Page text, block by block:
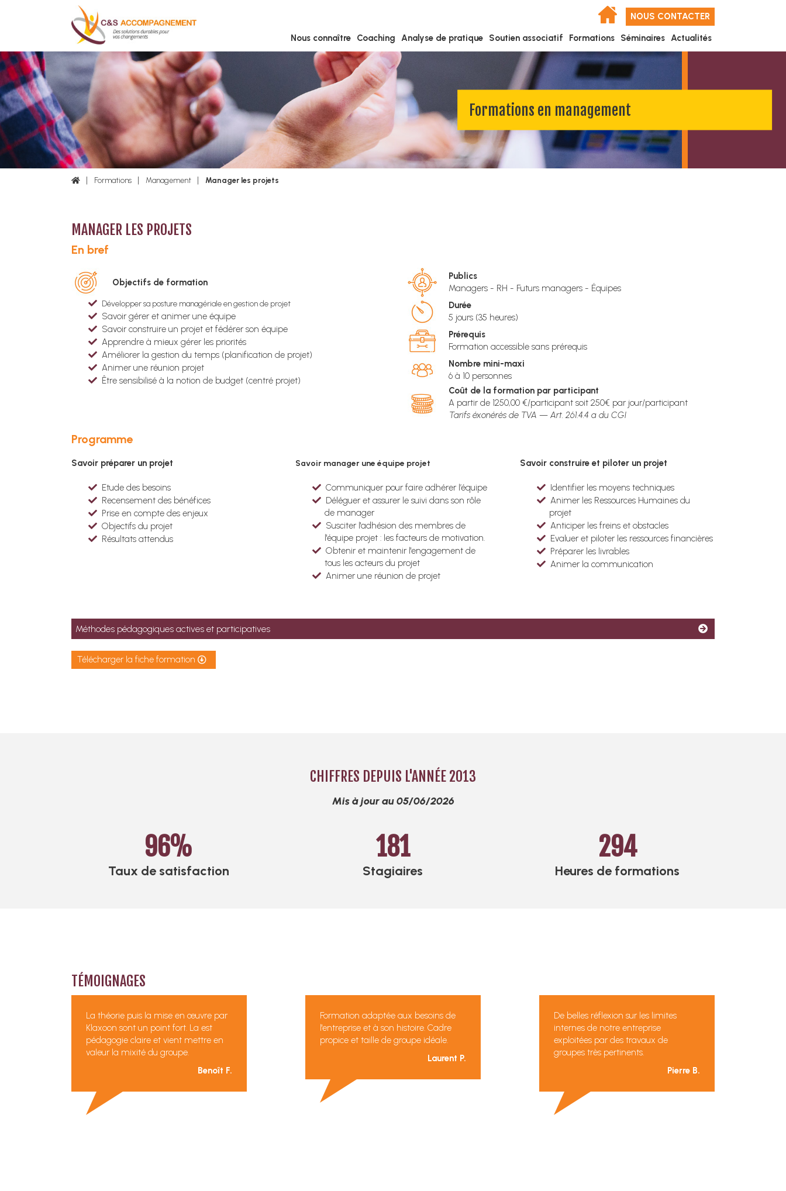
NOUS CONTACTER
Nous connaître Coaching Analyse de pratique Soutien associatif Formations Séminaires Actualités
Formations en management
Formations Management Manager les projets
MANAGER LES PROJETS
En bref
Objectifs de formation
Développer sa posture managériale en gestion de projet
Savoir gérer et animer une équipe
Savoir construire un projet et fédérer son équipe
Apprendre à mieux gérer les priorités
Améliorer la gestion du temps (planification de projet)
Animer une réunion projet
Être sensibilisé à la notion de budget (centré projet)
Publics
Managers - RH - Futurs managers - Équipes
Durée
5 jours (35 heures)
Prérequis
Formation accessible sans prérequis
Nombre mini-maxi
6 à 10 personnes
Coût de la formation par participant
A partir de 1250,00 €/participant soit 250€ par jour/participant
Tarifs éxonérés de TVA — Art. 261.4.4 a du CGI
Programme
Savoir préparer un projet
Etude des besoins
Recensement des bénéfices
Prise en compte des enjeux
Objectifs du projet
Résultats attendus
Savoir manager une équipe projet
Communiquer pour faire adhérer l’équipe
Déléguer et assurer le suivi dans son rôle
de manager
Susciter l'adhésion des membres de
l'équipe projet : les facteurs de motivation.
Obtenir et maintenir l'engagement de
tous les acteurs du projet
Animer une réunion de projet
Savoir construire et piloter un projet
Identifier les moyens techniques
Animer les Ressources Humaines du
projet
Anticiper les freins et obstacles
Evaluer et piloter les ressources financières
Préparer les livrables
Animer la communication
Méthodes pédagogiques actives et participatives
Télécharger la fiche formation
CHIFFRES DEPUIS L'ANNÉE 2013
Mis à jour au 05/06/2026
96%
Taux de satisfaction
181
Stagiaires
294
Heures de formations
TÉMOIGNAGES
La théorie puis la mise en œuvre par
Klaxoon sont un point fort. La est
pédagogie claire et vient mettre en
valeur la mixité du groupe.
Benoît F.
Formation adaptée aux besoins de
l'entreprise et à son histoire. Cadre
propice et taille de groupe idéale.
Laurent P.
De belles réflexion sur les limites
internes de notre entreprise
exploitées par des travaux de
groupes très pertinents.
Pierre B.